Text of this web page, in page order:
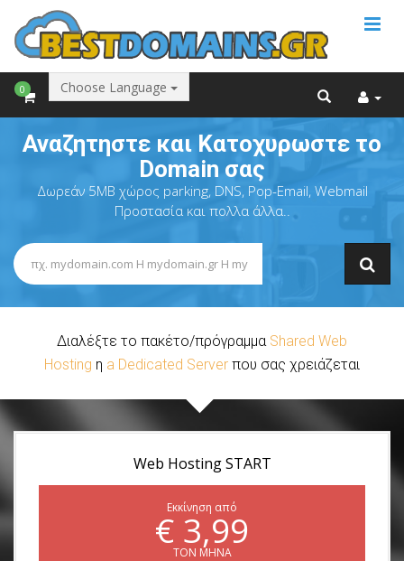
0 Choose Language
Αναζητηστε και Κατοχυρωστε το
Domain σας
Δωρεάν 5ΜΒ χώρος parking, DNS, Pop-Email, Webmail
Προστασία και πολλα άλλα..
Διαλέξτε το πακέτο/πρόγραμμα Shared Web
Hosting η a Dedicated Server που σας χρειάζεται
Web Hosting START
Εκκίνηση από
€ 3,99
ΤΟΝ ΜΗΝΑ